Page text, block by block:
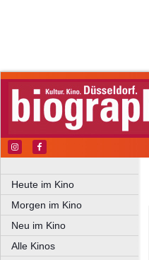
Heute im Kino
Morgen im Kino
Neu im Kino
Alle Kinos